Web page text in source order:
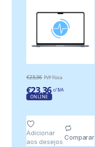
€23,36 PVP Física
€23,36 c/ IVA
ONLINE
Adicionar
aos desejos
Comparar